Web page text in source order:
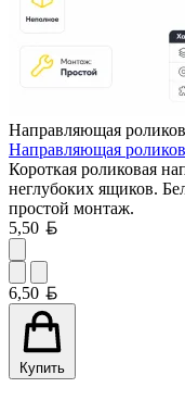
Направляющая
Направляющая
Короткая роликовая
неглубоких ящиков.
простой монтаж.
5,50
6,50
Купить